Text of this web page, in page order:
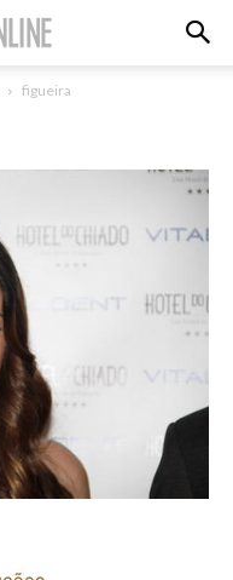
figueira